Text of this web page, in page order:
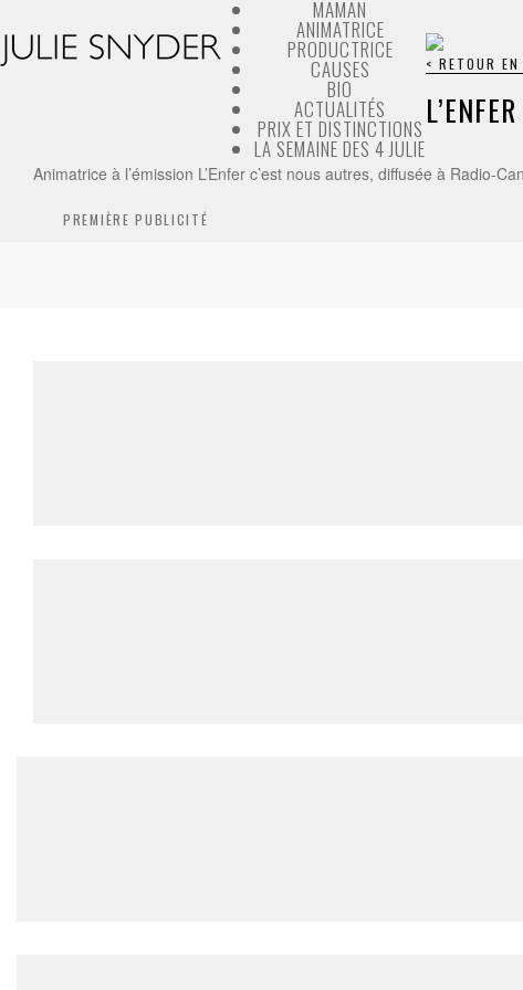
MAMAN
ANIMATRICE
PRODUCTRICE
CAUSES
BIO
ACTUALITÉS
PRIX ET DISTINCTIONS
LA SEMAINE DES 4 JULIE
< RETOUR EN
Animatrice à l’émission L’Enfer c’est nous autres, diffusée à Radio-
PREMIÈRE PUBLICITÉ